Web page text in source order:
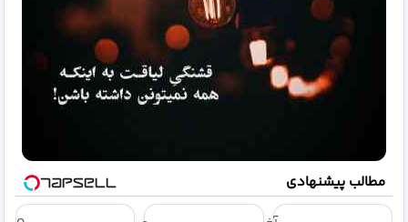
مطالب پیشنهادی